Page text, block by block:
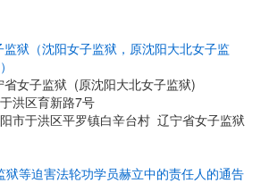
监狱（沈阳女子监狱，原沈阳大北女子监
省女子监狱 (原沈阳大北女子监狱)
洪区育新路7号
市于洪区平罗镇白辛台村 辽宁省女子监狱
狱等迫害法轮功学员赫立中的责任人的通告